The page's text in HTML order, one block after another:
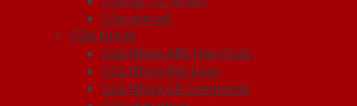
Cửa vòm gỗ
CỬA NHỰA
Cửa Nhựa ABS Hàn Quốc
Cửa Nhựa Đài Loan
Cửa Nhựa Gỗ Composite